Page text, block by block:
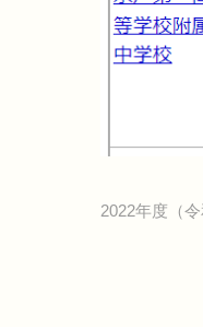
2022年度（